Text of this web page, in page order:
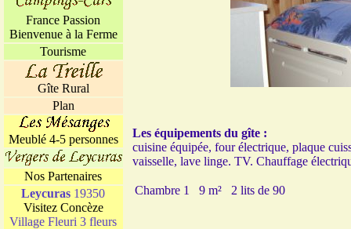
France Passion
Bienvenue à la Ferme
Tourisme
Gîte Rural
Plan
Meublé 4-5 personnes
Nos Partenaires
Leycuras 19350
Visitez Concèze
Village Fleuri 3 fleurs
Les équipements du gîte :
cuisine équipée, four électrique, plaque
vaisselle, lave linge. TV. Chauffage
Chambre 1 9 m² 2 lits de 90